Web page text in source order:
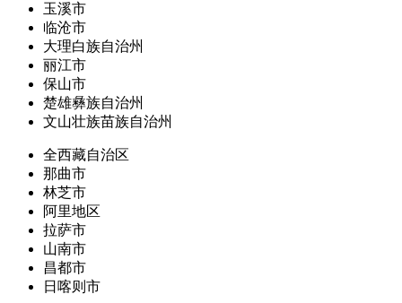
玉溪市
临沧市
大理白族自治州
丽江市
保山市
楚雄彝族自治州
文山壮族苗族自治州
全西藏自治区
那曲市
林芝市
阿里地区
拉萨市
山南市
昌都市
日喀则市